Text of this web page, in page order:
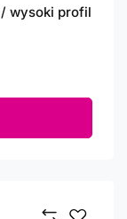
wysoki profil